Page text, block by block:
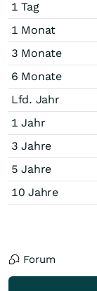
1 Tag
1 Monat
3 Monate
6 Monate
Lfd. Jahr
1 Jahr
3 Jahre
5 Jahre
10 Jahre
Forum